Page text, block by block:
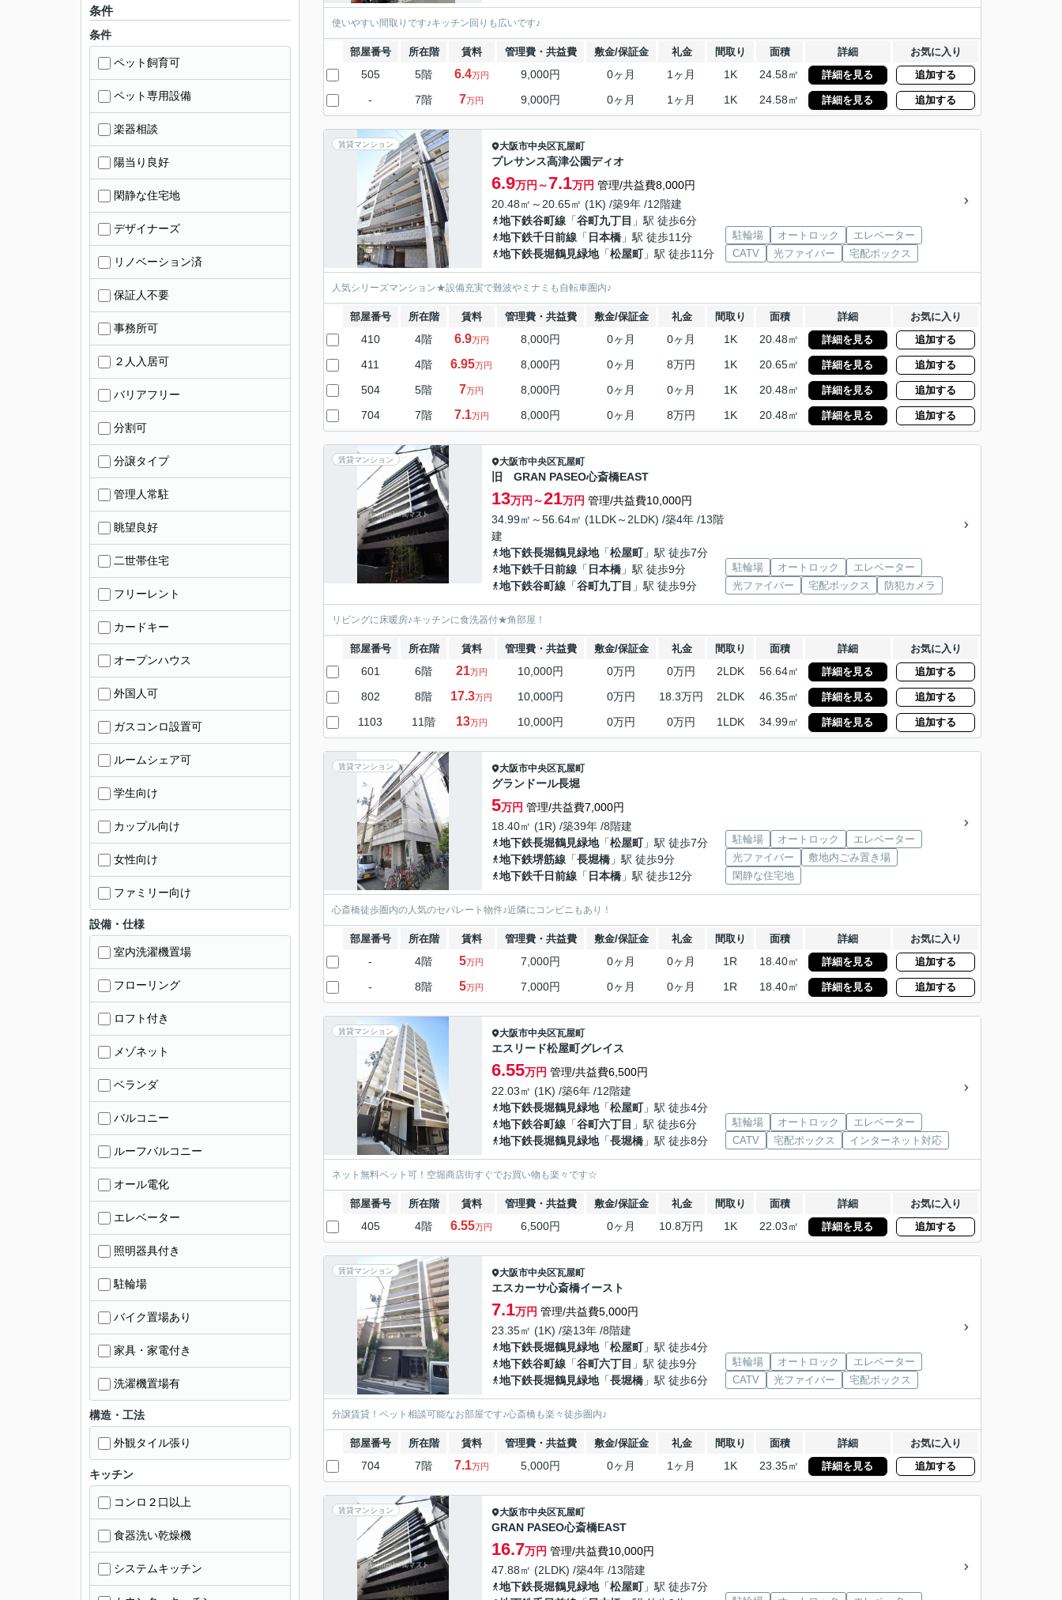
使いやすい間取りです♪キッチン回りも広いです♪
部屋番号 所在階 賃料 管理費・共益費 敷金/保証金 礼金 間取り 面積 詳細 お気に入り
505 5階 6.4万円 9,000円 0ヶ月 1ヶ月 1K 24.58㎡ 詳細を見る 追加する
- 7階 7万円 9,000円 0ヶ月 1ヶ月 1K 24.58㎡ 詳細を見る 追加する
賃貸マンション 大阪市中央区瓦屋町
プレサンス高津公園ディオ
6.9万円～7.1万円 管理/共益費8,000円
20.48㎡～20.65㎡ (1K) /築9年 /12階建
地下鉄谷町線 「谷町九丁目 」駅 徒歩6分
地下鉄千日前線 「 日本橋 」駅 徒歩11分
地下鉄長堀鶴見緑地「松屋町」駅 徒歩11分
駐輪場 オートロック
エレベーター
CATV
光ファイバー 宅配ボックス
人気シリーズマンション★設備充実で難波やミナミも自転車圏内♪
部屋番号 所在階 賃料 管理費・共益費 敷金/保証金 礼金 間取り 面積 詳細 お気に入り
410 4階 6.9万円 8,000円 0ヶ月 0ヶ月 1K 20.48㎡ 詳細を見る 追加する
411 4階 6.95万円 8,000円 0ヶ月 8万円 1K 20.65㎡ 詳細を見る 追加する
504 5階 7万円 8,000円 0ヶ月 0ヶ月 1K 20.48㎡ 詳細を見る 追加する
704 7階 7.1万円 8,000円 0ヶ月 8万円 1K 20.48㎡ 詳細を見る 追加する
賃貸マンション 大阪市中央区瓦屋町
旧 GRAN PASEO心斎橋EAST
13万円～21万円 管理/共益費10,000円
34.99㎡～56.64㎡ (1LDK～2LDK) /築4年 /13階
建
地下鉄長堀鶴見緑地「松屋町」駅 徒歩7分
地下鉄千日前線 「 日本橋 」駅 徒歩9分
地下鉄谷町線 「谷町九丁目 」駅 徒歩9分
駐輪場 オートロック
エレベーター
光ファイバー
宅配ボックス 防犯カメラ
リビングに床暖房♪キッチンに食洗器付★角部屋！
部屋番号 所在階 賃料 管理費・共益費 敷金/保証金 礼金 間取り 面積 詳細 お気に入り
601 6階 21万円 10,000円 0万円 0万円 2LDK 56.64㎡ 詳細を見る 追加する
802 8階 17.3万円 10,000円 0万円 18.3万円 2LDK 46.35㎡ 詳細を見る 追加する
1103 11階 13万円 10,000円 0万円 0万円 1LDK 34.99㎡ 詳細を見る 追加する
賃貸マンション 大阪市中央区瓦屋町
グランドール長堀
5万円 管理/共益費7,000円
18.40㎡ (1R) /築39年 /8階建
地下鉄長堀鶴見緑地「松屋町」駅 徒歩7分
地下鉄堺筋線 「長堀橋 」駅 徒歩9分
地下鉄千日前線 「 日本橋 」駅 徒歩12分
駐輪場 オートロック
エレベーター
光ファイバー
敷地内ごみ置き場
閑静な住宅地
心斎橋徒歩圏内の人気のセパレート物件♪近隣にコンビニもあり！
部屋番号 所在階 賃料 管理費・共益費 敷金/保証金 礼金 間取り 面積 詳細 お気に入り
- 4階 5万円 7,000円 0ヶ月 0ヶ月 1R 18.40㎡ 詳細を見る 追加する
- 8階 5万円 7,000円 0ヶ月 0ヶ月 1R 18.40㎡ 詳細を見る 追加する
賃貸マンション 大阪市中央区瓦屋町
エスリード松屋町グレイス
6.55万円 管理/共益費6,500円
22.03㎡ (1K) /築6年 /12階建
地下鉄長堀鶴見緑地「松屋町」駅 徒歩4分
地下鉄谷町線 「谷町六丁目 」駅 徒歩6分
地下鉄長堀鶴見緑地「長堀橋 」駅 徒歩8分
駐輪場 オートロック
エレベーター
CATV
宅配ボックス インターネット対応
ネット無料ペット可！空堀商店街すぐでお買い物も楽々です☆
部屋番号 所在階 賃料 管理費・共益費 敷金/保証金 礼金 間取り 面積 詳細 お気に入り
405 4階 6.55万円 6,500円 0ヶ月 10.8万円 1K 22.03㎡ 詳細を見る 追加する
賃貸マンション 大阪市中央区瓦屋町
エスカーサ心斎橋イースト
7.1万円 管理/共益費5,000円
23.35㎡ (1K) /築13年 /8階建
地下鉄長堀鶴見緑地「松屋町」駅 徒歩4分
地下鉄谷町線 「谷町六丁目 」駅 徒歩9分
地下鉄長堀鶴見緑地「長堀橋 」駅 徒歩6分
駐輪場 オートロック
エレベーター
CATV
光ファイバー 宅配ボックス
分譲賃貸！ペット相談可能なお部屋です♪心斎橋も楽々徒歩圏内♪
部屋番号 所在階 賃料 管理費・共益費 敷金/保証金 礼金 間取り 面積 詳細 お気に入り
704 7階 7.1万円 5,000円 0ヶ月 1ヶ月 1K 23.35㎡ 詳細を見る 追加する
賃貸マンション 大阪市中央区瓦屋町
GRAN PASEO心斎橋EAST
16.7万円 管理/共益費10,000円
47.88㎡ (2LDK) /築4年 /13階建
地下鉄長堀鶴見緑地「松屋町」駅 徒歩7分
条件
条件
ペット飼育可
ペット専用設備
楽器相談
陽当り良好
閑静な住宅地
デザイナーズ
リノベーション済
保証人不要
事務所可
２人入居可
バリアフリー
分割可
分譲タイプ
管理人常駐
眺望良好
二世帯住宅
フリーレント
カードキー
オープンハウス
外国人可
ガスコンロ設置可
ルームシェア可
学生向け
カップル向け
女性向け
ファミリー向け
設備・仕様
室内洗濯機置場
フローリング
ロフト付き
メゾネット
ベランダ
バルコニー
ルーフバルコニー
オール電化
エレベーター
照明器具付き
駐輪場
バイク置場あり
家具・家電付き
洗濯機置場有
構造・工法
外観タイル張り
キッチン
コンロ２口以上
食器洗い乾燥機
システムキッチン